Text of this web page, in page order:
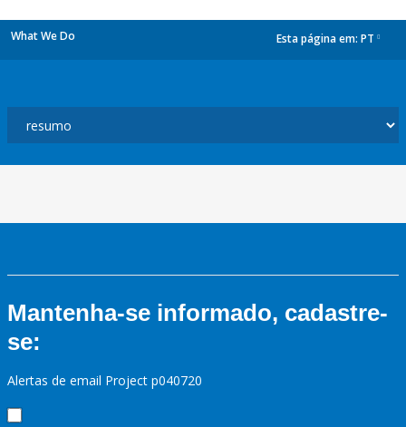
What We Do Esta página em: PT
Mantenha-se informado, cadastre-
se:
Alertas de email Project p040720